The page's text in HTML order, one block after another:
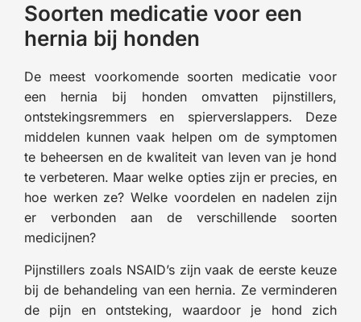
Soorten medicatie voor een
hernia bij honden
De meest voorkomende soorten medicatie voor
een hernia bij honden omvatten pijnstillers,
ontstekingsremmers en spierverslappers. Deze
middelen kunnen vaak helpen om de symptomen
te beheersen en de kwaliteit van leven van je hond
te verbeteren. Maar welke opties zijn er precies, en
hoe werken ze? Welke voordelen en nadelen zijn
er verbonden aan de verschillende soorten
medicijnen?
Pijnstillers zoals NSAID’s zijn vaak de eerste keuze
bij de behandeling van een hernia. Ze verminderen
de pijn en ontsteking, waardoor je hond zich